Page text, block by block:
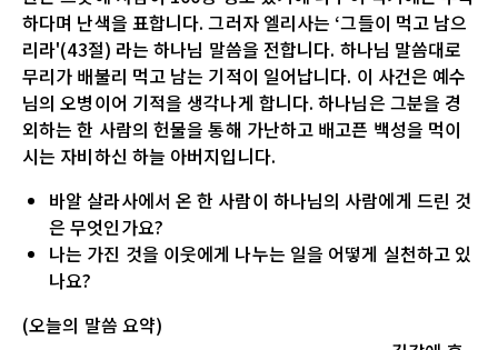
하다며 난색을 표합니다. 그러자 엘리사는 ‘그들이 먹고 남으
리라'(43절) 라는 하나님 말씀을 전합니다. 하나님 말씀대로
무리가 배불리 먹고 남는 기적이 일어납니다. 이 사건은 예수
님의 오병이어 기적을 생각나게 합니다. 하나님은 그분을 경
외하는 한 사람의 헌물을 통해 가난하고 배고픈 백성을 먹이
시는 자비하신 하늘 아버지입니다.
바알 살라사에서 온 한 사람이 하나님의 사람에게 드린 것
은 무엇인가요?
나는 가진 것을 이웃에게 나누는 일을 어떻게 실천하고 있
나요?
(오늘의 말씀 요약)